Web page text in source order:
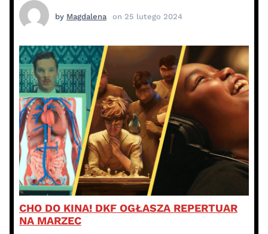
by Magdalena on 25 lutego 2024
CHO DO KINA! DKF OGŁASZA REPERTUAR
NA MARZEC